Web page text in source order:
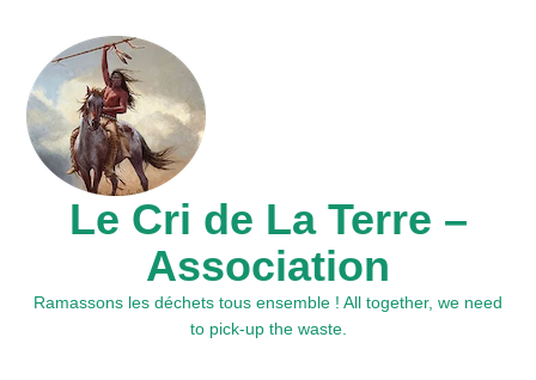
Le Cri de La Terre –
Association
Ramassons les déchets tous ensemble ! All together, we need
to pick-up the waste.